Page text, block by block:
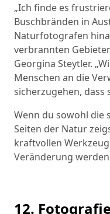
„Ich finde es
Buschbränden in
Naturfotografen
verbrannten
Georgina Steytler.
Menschen an die
sicherzugehen, dass
Wenn du sowohl die
Seiten der Natur
kraftvollen
Veränderung
12.